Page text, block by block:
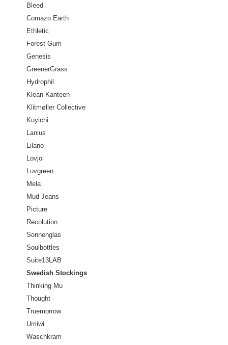
Bleed
Comazo Earth
Ethletic
Forest Gum
Genesis
GreenerGrass
Hydrophil
Klean Kanteen
Klitmøller Collective
Kuyichi
Lanius
Lilano
Lovjoi
Luvgreen
Mela
Mud Jeans
Picture
Recolution
Sonnenglas
Soulbottles
Suite13LAB
Swedish Stockings
Thinking Mu
Thought
Truemorrow
Umiwi
Waschkram